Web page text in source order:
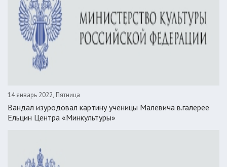
14 январь 2022, Пятница
Вандал изуродовал картину ученицы Малевича в.галерее
Ельцин Центра «Минкультуры»